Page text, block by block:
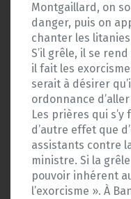
Montgaillard, on
danger, puis on
chanter les litanies
S’il grêle, il se
il fait les
serait à désirer
ordonnance
Les prières qui
d’autre effet que
assistants contre
ministre. Si la
pouvoir inhérent
l’exorcisme ». À